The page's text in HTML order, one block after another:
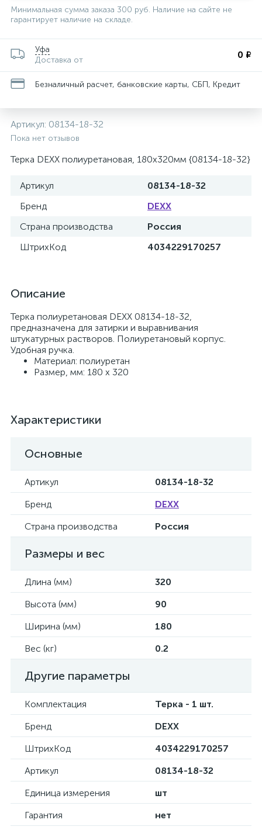
Минимальная сумма заказа 300 руб. Наличие на сайте не
гарантирует наличие на складе.
Уфа
Доставка от
0 ₽
Безналичный расчет, банковские карты, СБП, Кредит
Артикул: 08134-18-32
Пока нет отзывов
Терка DEXX полиуретановая, 180x320мм {08134-18-32}
Артикул
08134-18-32
Бренд
DEXX
Страна производства
Россия
ШтрихКод
4034229170257
Описание
Терка полиуретановая DEXX 08134-18-32,
предназначена для затирки и выравнивания
штукатурных растворов. Полиуретановый корпус.
Удобная ручка.
Материал: полиуретан
Размер, мм: 180 x 320
Характеристики
Основные
Артикул
08134-18-32
Бренд
DEXX
Страна производства
Россия
Размеры и вес
Длина (мм)
320
Высота (мм)
90
Ширина (мм)
180
Вес (кг)
0.2
Другие параметры
Комплектация
Терка - 1 шт.
Бренд
DEXX
ШтрихКод
4034229170257
Артикул
08134-18-32
Единица измерения
шт
Гарантия
нет